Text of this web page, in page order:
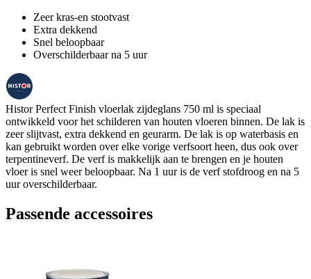
Zeer kras-en stootvast
Extra dekkend
Snel beloopbaar
Overschilderbaar na 5 uur
Histor Perfect Finish vloerlak zijdeglans 750 ml is speciaal
ontwikkeld voor het schilderen van houten vloeren binnen. De lak is
zeer slijtvast, extra dekkend en geurarm. De lak is op waterbasis en
kan gebruikt worden over elke vorige verfsoort heen, dus ook over
terpentineverf. De verf is makkelijk aan te brengen en je houten
vloer is snel weer beloopbaar. Na 1 uur is de verf stofdroog en na 5
uur overschilderbaar.
Passende accessoires